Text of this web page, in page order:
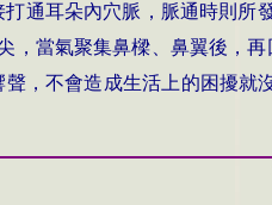
通耳朵內穴脈，脈通時則所
，當氣聚集鼻樑、鼻翼後，
，不會造成生活上的困擾就